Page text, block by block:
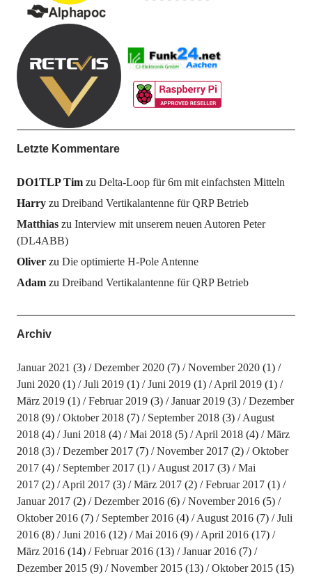
Letzte Kommentare
DO1TLP Timzu Delta-Loop für 6m mit einfachsten Mitteln
Harryzu Dreiband Vertikalantenne für QRP Betrieb
Matthiaszu Interview mit unserem neuen Autoren Peter
(DL4ABB)
Oliverzu Die optimierte H-Pole Antenne
Adamzu Dreiband Vertikalantenne für QRP Betrieb
Archiv
Januar 2021 (3) Dezember 2020(7) November 2020(1)
Juni 2020(1) Juli 2019(1) Juni 2019(1) April 2019(1)
März 2019(1) Februar 2019(3) Januar 2019(3)
Dezember
2018(9) Oktober 2018(7) September 2018(3)
August
2018(4) Juni 2018(4) Mai 2018(5) April 2018(4)
März
2018(3) Dezember 2017(7) November 2017(2)
Oktober
2017(4) September 2017(1) August 2017(3)
Mai
2017(2) April 2017(3) März 2017(2) Februar 2017(1)
Januar 2017(2) Dezember 2016(6) November 2016(5)
Oktober 2016(7) September 2016(4) August 2016(7)
Juli
2016(8) Juni 2016(12) Mai 2016(9) April 2016(17)
März 2016(14) Februar 2016(13) Januar 2016(7)
Dezember 2015(9) November 2015(13) Oktober 2015(15)